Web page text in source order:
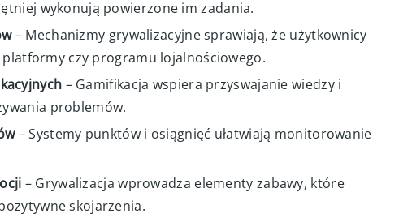
– Elementy takie jak punkty, odznaki czy poziomy
wykonują powierzone im zadania.
– Mechanizmy grywalizacyjne sprawiają, że użytkownicy
czy programu lojalnościowego.
problemów.
– Systemy punktów i osiągnięć ułatwiają monitorowanie